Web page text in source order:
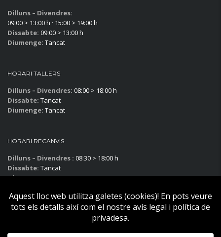
Dilluns – Divendres:
09:00 > 13:00 h · 15:00 > 19:00 h
Dissabte: 09:00 > 13:00 h
Diumenge: Tancat
HORARI TALLERS
Dilluns – Divendres: 08:00 > 18:00 h
Dissabte: Tancat
Diumenge: Tancat
HORARI RECANVIS
Dilluns – Divendres : 08:30 > 18:00 h
Dissabte: Tancat
Diumenge:Tancat